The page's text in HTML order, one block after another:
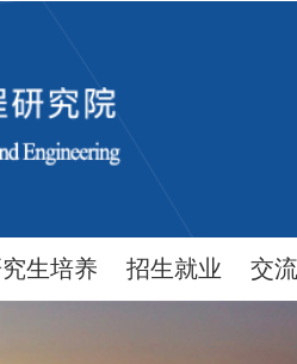
生培养 招生就业 交